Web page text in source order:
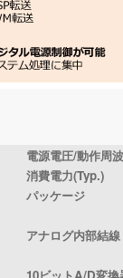
電源電圧/動作周
消費電力(Typ.)
パッケージ
アナログ内部結線